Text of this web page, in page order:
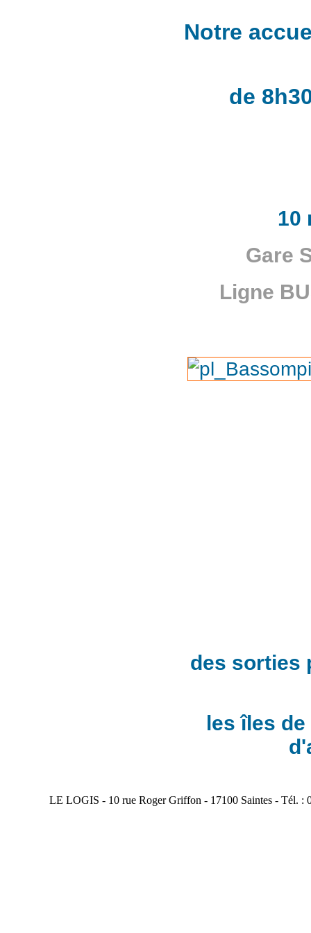
Notre
de
10
Gare
Ligne
des sorties
les îles
LE LOGIS - 10 rue Roger Griffon - 17100 Saintes - Tél. :